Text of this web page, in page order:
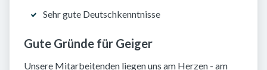
Sehr gute Deutschkenntnisse
Gute Gründe für Geiger
Unsere Mitarbeitenden liegen uns am Herzen - am